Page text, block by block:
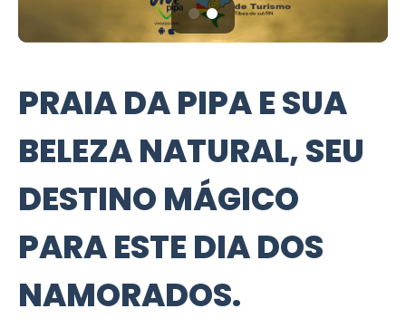
PRAIA DA PIPA E SUA
BELEZA NATURAL, SEU
DESTINO MÁGICO
PARA ESTE DIA DOS
NAMORADOS.